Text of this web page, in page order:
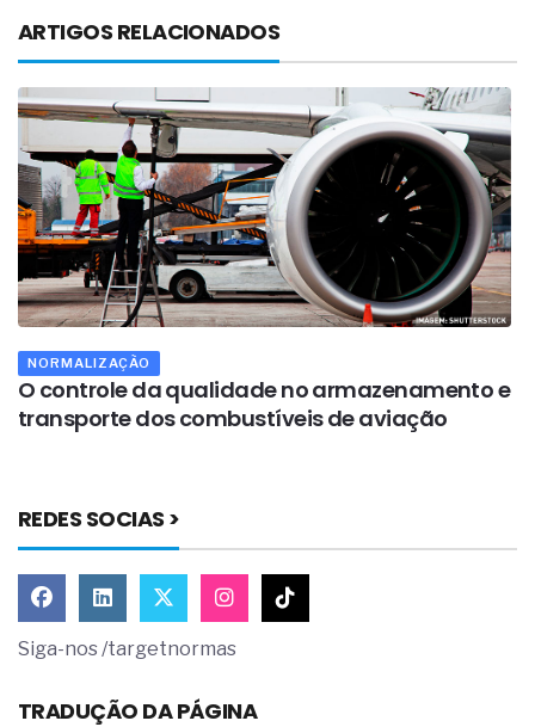
ARTIGOS RELACIONADOS
NORMALIZAÇÃO
O controle da qualidade no armazenamento e
transporte dos combustíveis de aviação
REDES SOCIAS >
Siga-nos /targetnormas
TRADUÇÃO DA PÁGINA